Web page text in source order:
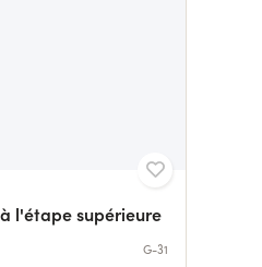
l'étape supérieure
G-31